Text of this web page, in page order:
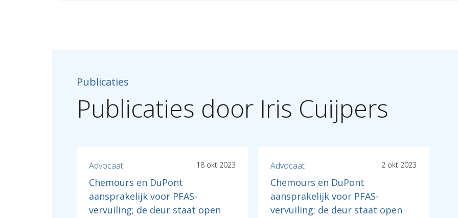
Publicaties
Publicaties door Iris Cuijpers
Advocaat 18 okt 2023
Chemours en DuPont
aansprakelijk voor PFAS-
vervuiling; de deur staat open
Advocaat 2 okt 2023
Chemours en DuPont
aansprakelijk voor PFAS-
vervuiling; de deur staat open